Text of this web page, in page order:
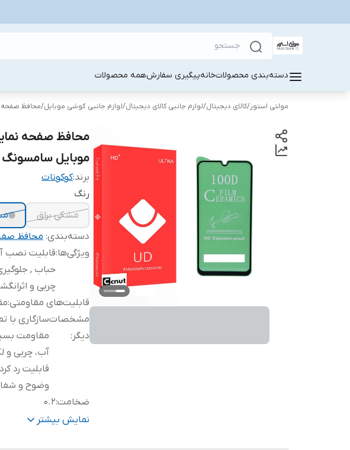
دسته‌بندی محصولاتخانهپیگیری سفارشهمه محصولات
مولتی استور/کالای دیجیتال/لوازم جانبی کالای دیجیتال/لوازم جانبی گوشی موبایل/محافظ
موبایل سامسونگ Galaxy A50S
برند:کوکونات
رنگ
مشکی براق
دسته‌بندی: محافظ
ویژگی‌ها:
حباب ,
چربی و
قابلیت‌های مقاومتی:
مشخصات
دیگر :
مقاومت
آب، چربی
وضوح و
ضخامت:
0.2
دارای محافظ برای قسمت
نمایش بیشتر